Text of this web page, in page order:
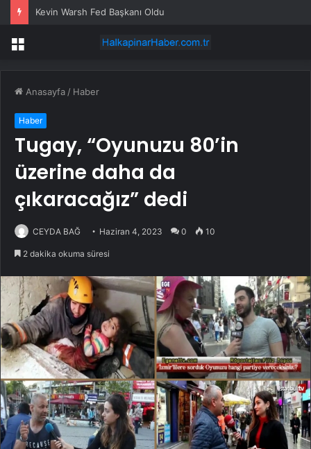
Kevin Warsh Fed Başkanı Oldu
Menü
Anasayfa / Haber
Haber
Tugay, “Oyunuzu 80’in
üzerine daha da
çıkaracağız” dedi
CEYDA BAĞ Haziran 4, 2023 0 10
2 dakika okuma süresi